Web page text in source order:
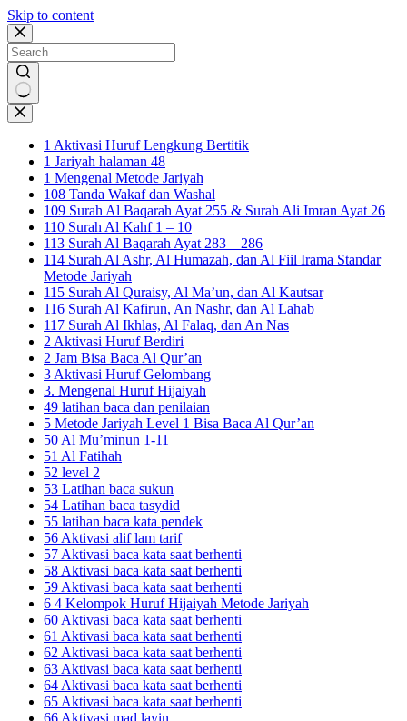
Skip to content
No
results
1 Aktivasi Huruf Lengkung Bertitik
1 Jariyah halaman 48
1 Mengenal Metode Jariyah
108 Tanda Wakaf dan Washal
109 Surah Al Baqarah Ayat 255 & Surah Ali Imran Ayat 26
110 Surah Al Kahf 1 – 10
113 Surah Al Baqarah Ayat 283 – 286
114 Surah Al Ashr, Al Humazah, dan Al Fiil Irama Standar
Metode Jariyah
115 Surah Al Quraisy, Al Ma’un, dan Al Kautsar
116 Surah Al Kafirun, An Nashr, dan Al Lahab
117 Surah Al Ikhlas, Al Falaq, dan An Nas
2 Aktivasi Huruf Berdiri
2 Jam Bisa Baca Al Qur’an
3 Aktivasi Huruf Gelombang
3. Mengenal Huruf Hijaiyah
49 latihan baca dan penilaian
5 Metode Jariyah Level 1 Bisa Baca Al Qur’an
50 Al Mu’minun 1-11
51 Al Fatihah
52 level 2
53 Latihan baca sukun
54 Latihan baca tasydid
55 latihan baca kata pendek
56 Aktivasi alif lam tarif
57 Aktivasi baca kata saat berhenti
58 Aktivasi baca kata saat berhenti
59 Aktivasi baca kata saat berhenti
6 4 Kelompok Huruf Hijaiyah Metode Jariyah
60 Aktivasi baca kata saat berhenti
61 Aktivasi baca kata saat berhenti
62 Aktivasi baca kata saat berhenti
63 Aktivasi baca kata saat berhenti
64 Aktivasi baca kata saat berhenti
65 Aktivasi baca kata saat berhenti
66 Aktivasi mad layin